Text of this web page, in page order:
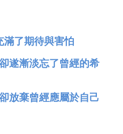
了期待與害怕
漸淡忘了曾經的希
棄曾經應屬於自己